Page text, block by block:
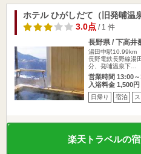
ホテル ひがしだて（旧発哺温
3.0点/ 1 件
長野県 / 下高井
湯田中駅10.99km
長野電鉄長野線湯
分、発哺温泉下…
営業時間 13:00
入浴料金 1,500円
日帰り 宿泊
楽天トラベルの